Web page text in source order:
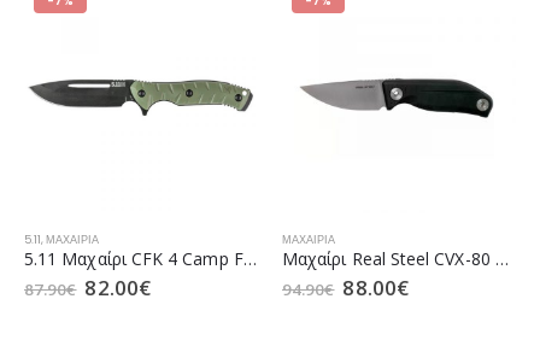
5.11,ΜΑΧΑΊΡΙΑ
5.11 Μαχαίρι CFK 4 Camp Field 4 Ranger Green (51152)
87.90€ 82.00€
ΜΑΧΑΊΡΙΑ
Μαχαίρι Real Steel CVX-80 Black (5.0221)
94.90€ 88.00€